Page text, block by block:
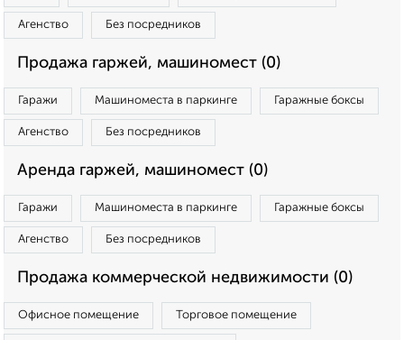
Агенство Без посредников
Продажа гаржей, машиномест (0)
Гаражи Машиноместа в паркинге Гаражные боксы
Агенство Без посредников
Аренда гаржей, машиномест (0)
Гаражи Машиноместа в паркинге Гаражные боксы
Агенство Без посредников
Продажа коммерческой недвижимости (0)
Офисное помещение Торговое помещение